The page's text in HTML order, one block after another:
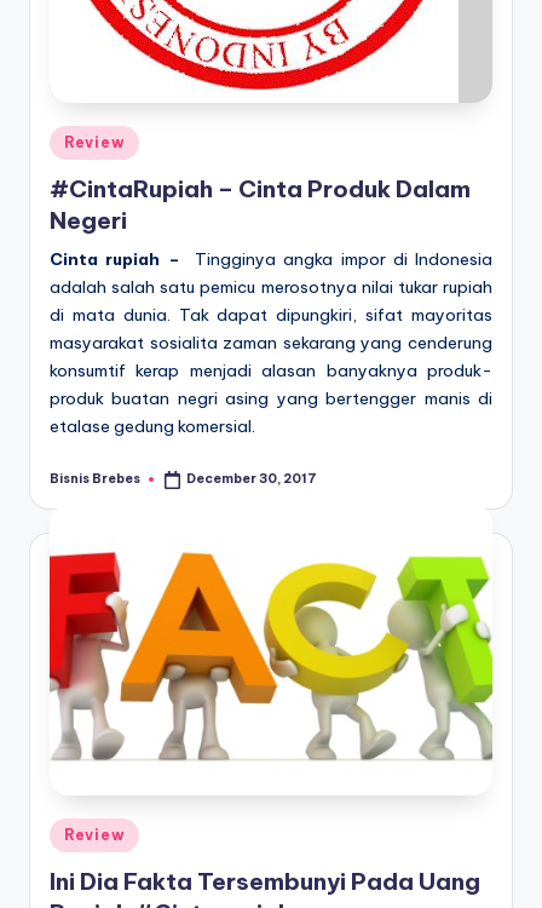
Posted
in
Review
#CintaRupiah – Cinta Produk Dalam
Negeri
Cinta rupiah –
Tingginya angka impor di Indonesia
adalah salah satu pemicu merosotnya nilai tukar rupiah
di mata dunia. Tak dapat dipungkiri, sifat mayoritas
masyarakat sosialita zaman sekarang yang cenderung
konsumtif kerap menjadi alasan banyaknya produk-
produk buatan negri asing yang bertengger manis di
etalase gedung komersial.
Posted
Bisnis Brebes December 30, 2017
Posted
in
Review
Ini Dia Fakta Tersembunyi Pada Uang